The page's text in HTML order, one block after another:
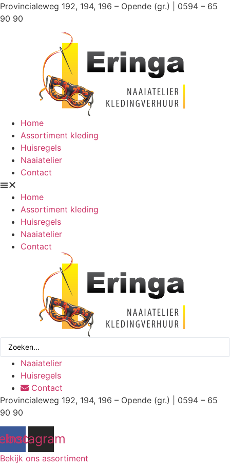
Ga
naar
Provincialeweg 192, 194, 196 – Opende (gr.) | 0594 – 65
90 90
Home
Assortiment kleding
Huisregels
Naaiatelier
Contact
Home
Assortiment kleding
Huisregels
Naaiatelier
Contact
Search
Naaiatelier
Huisregels
Contact
Provincialeweg 192, 194, 196 – Opende (gr.) | 0594 – 65
90 90
Instagram
Bekijk ons assortiment